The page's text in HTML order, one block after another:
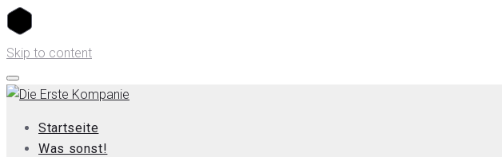
Skip to content
Startseite
Was sonst!